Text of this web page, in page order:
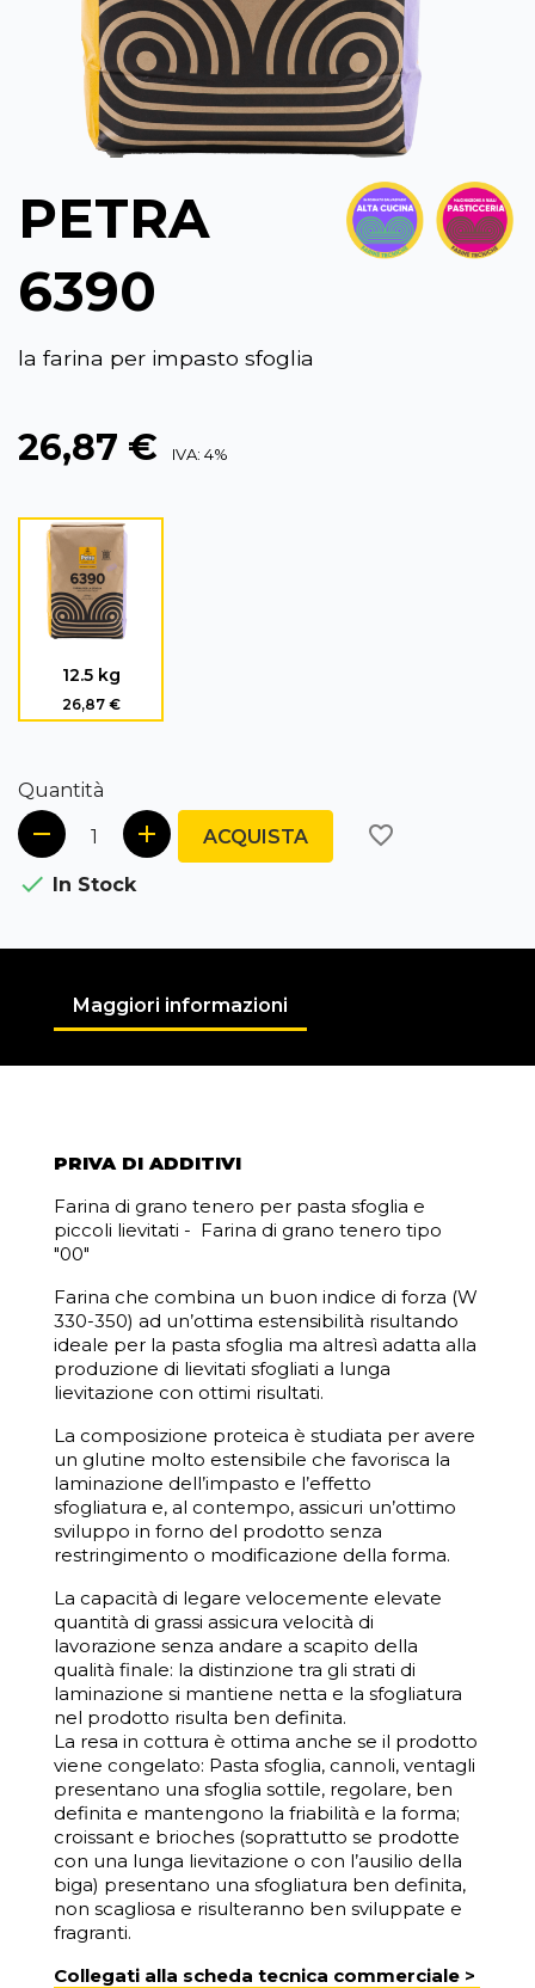
PETRA
6390
la farina per impasto sfoglia
26,87 € IVA: 4%
12.5 kg
26,87 €
Quantità
ACQUISTA
favorite_border

In Stock
Maggiori informazioni
PRIVA DI ADDITIVI
Farina di grano tenero per pasta sfoglia e
piccoli lievitati - Farina di grano tenero tipo
"00"
Farina che combina un buon indice di forza (W
330-350) ad un’ottima estensibilità risultando
ideale per la pasta sfoglia ma altresì adatta alla
produzione di lievitati sfogliati a lunga
lievitazione con ottimi risultati.
La composizione proteica è studiata per avere
un glutine molto estensibile che favorisca la
laminazione dell’impasto e l’effetto
sfogliatura e, al contempo, assicuri un’ottimo
sviluppo in forno del prodotto senza
restringimento o modificazione della forma.
La capacità di legare velocemente elevate
quantità di grassi assicura velocità di
lavorazione senza andare a scapito della
qualità finale: la distinzione tra gli strati di
laminazione si mantiene netta e la sfogliatura
nel prodotto risulta ben definita.
La resa in cottura è ottima anche se il prodotto
viene congelato: Pasta sfoglia, cannoli, ventagli
presentano una sfoglia sottile, regolare, ben
definita e mantengono la friabilità e la forma;
croissant e brioches (soprattutto se prodotte
con una lunga lievitazione o con l’ausilio della
biga) presentano una sfogliatura ben definita,
non scagliosa e risulteranno ben sviluppate e
fragranti.
Collegati alla scheda tecnica commerciale >